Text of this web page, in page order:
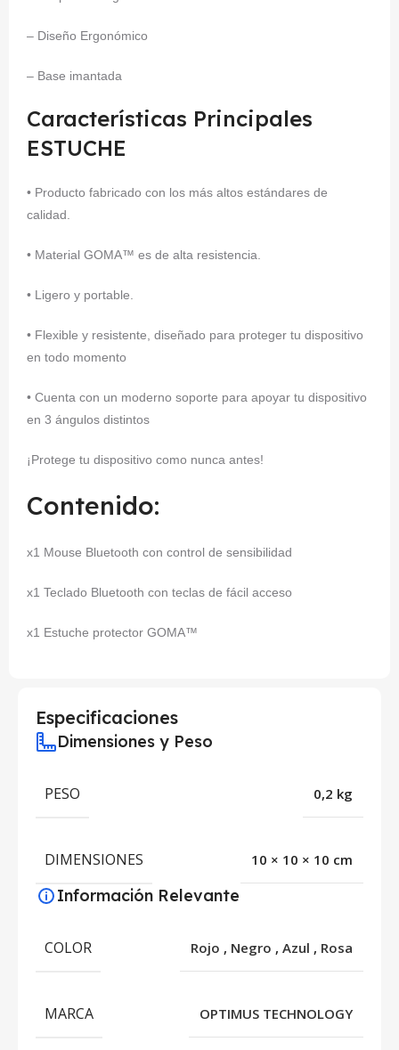
– Diseño Ergonómico
– Base imantada
Características Principales
ESTUCHE
• Producto fabricado con los más altos estándares de
calidad.
• Material GOMA™ es de alta resistencia.
• Ligero y portable.
• Flexible y resistente, diseñado para proteger tu dispositivo
en todo momento
• Cuenta con un moderno soporte para apoyar tu dispositivo
en 3 ángulos distintos
¡Protege tu dispositivo como nunca antes!
Contenido:
x1 Mouse Bluetooth con control de sensibilidad
x1 Teclado Bluetooth con teclas de fácil acceso
x1 Estuche protector GOMA™
Especificaciones
Dimensiones y Peso
PESO 0,2 kg
DIMENSIONES 10 × 10 × 10 cm
Información Relevante
COLOR Rojo , Negro , Azul , Rosa
MARCA OPTIMUS TECHNOLOGY